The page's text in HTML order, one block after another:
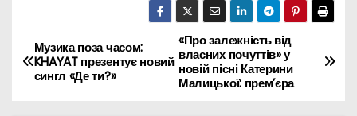
Н
а
«Про залежність від
власних почуттів» у
новій пісні Катерини
Малицької: прем’єра
Музика поза часом:
KHAYAT презентує новий
сингл «Де ти?»